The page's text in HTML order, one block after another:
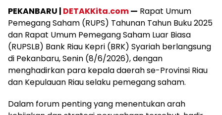
PEKANBARU | DETAKKita.com— Rapat Umum
Pemegang Saham (RUPS) Tahunan Tahun Buku 2025
dan Rapat Umum Pemegang Saham Luar Biasa
(RUPSLB) Bank Riau Kepri (BRK) Syariah berlangsung
di Pekanbaru, Senin (8/6/2026), dengan
menghadirkan para kepala daerah se-Provinsi Riau
dan Kepulauan Riau selaku pemegang saham.
Dalam forum penting yang menentukan arah